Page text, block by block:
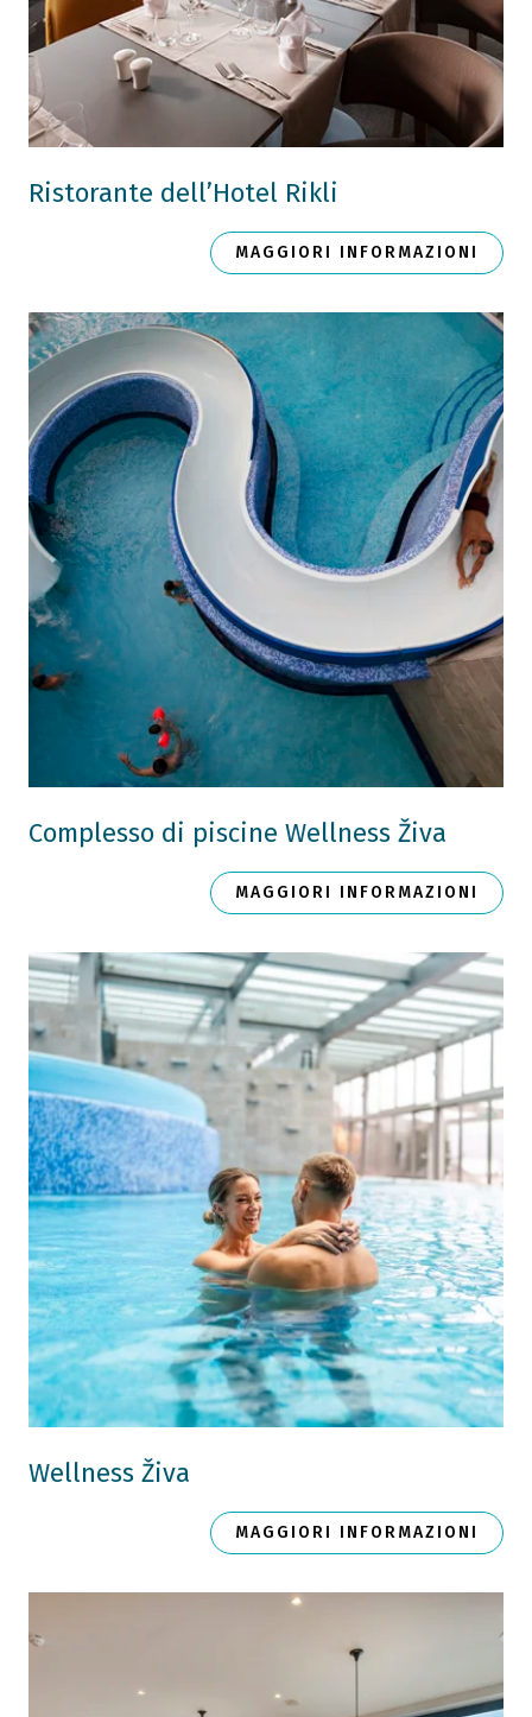
Ristorante dell’Hotel Rikli
MAGGIORI INFORMAZIONI
Complesso di piscine Wellness Živa
MAGGIORI INFORMAZIONI
Wellness Živa
MAGGIORI INFORMAZIONI